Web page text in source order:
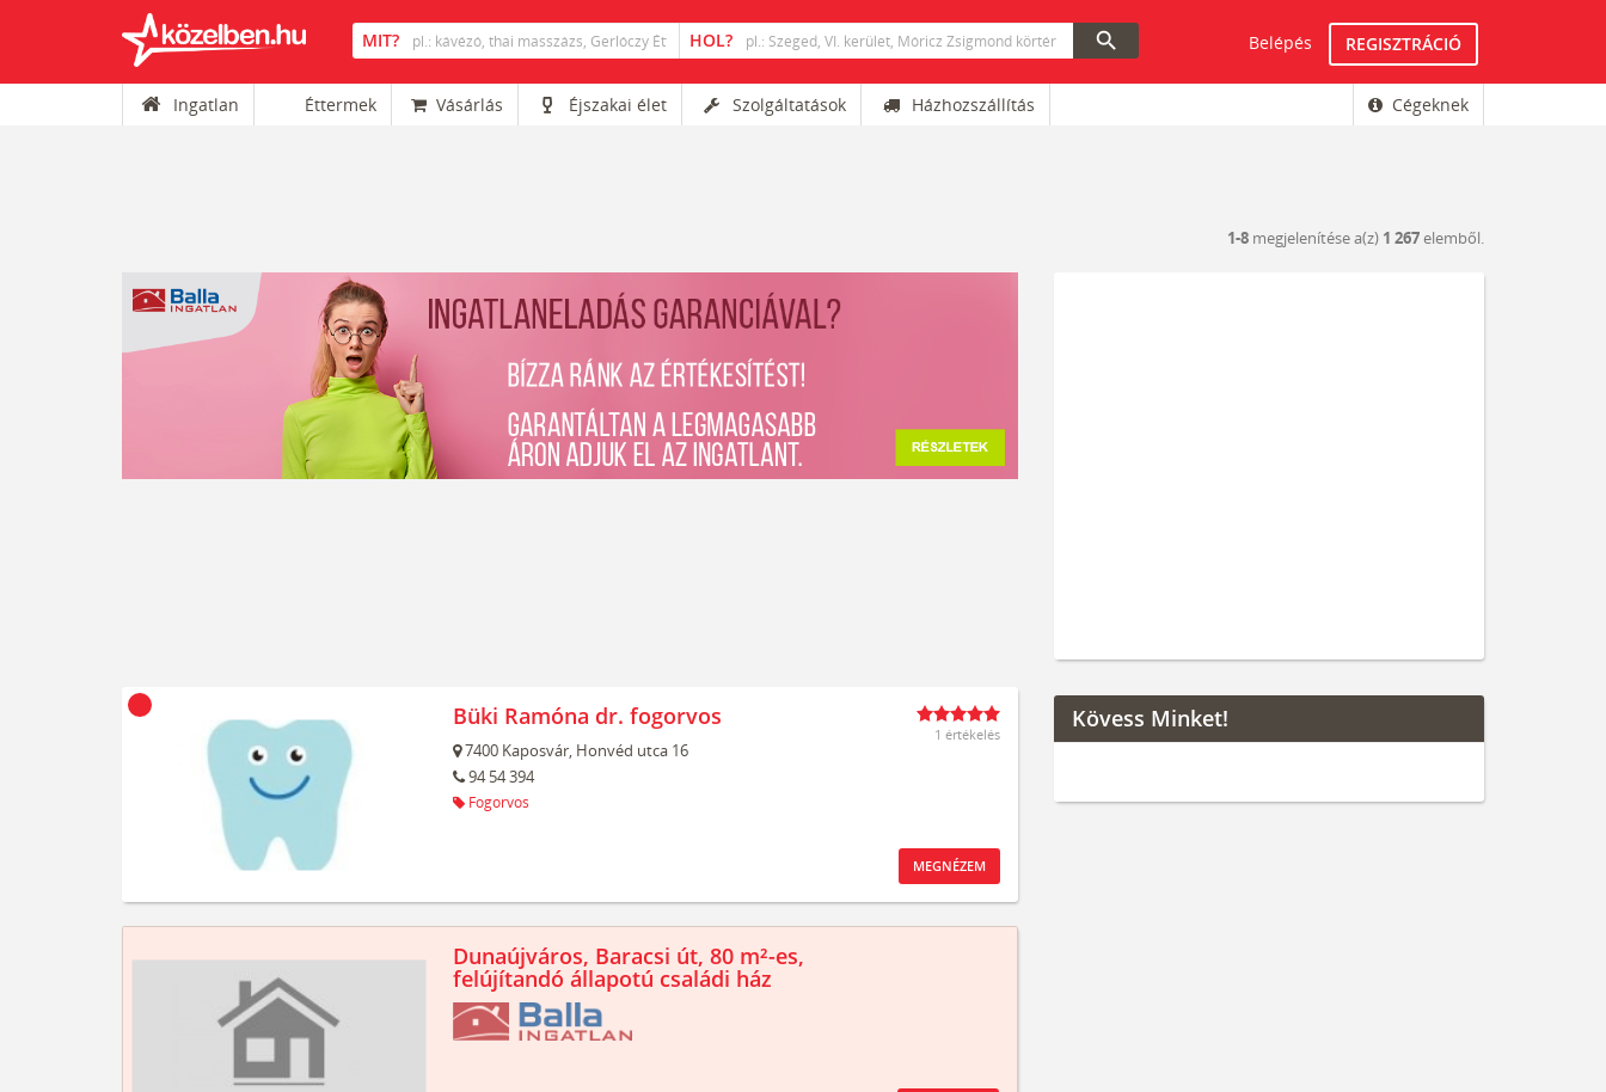
search Belépés REGISZTRÁCIÓ
Ingatlan Éttermek Vásárlás Éjszakai élet Szolgáltatások Házhozszállítás Cégeknek
1-8 megjelenítése a(z) 1 267elemből.
Büki Ramóna dr. fogorvos
7400 Kaposvár, Honvéd utca 16
94 54 394
Fogorvos
1 értékelés
MEGNÉZEM
Dunaújváros, Baracsi út, 80 m²-es,
felújítandó állapotú családi ház
Kövess Minket!